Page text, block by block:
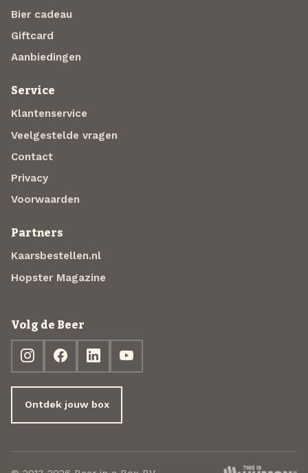
Bier cadeau
Giftcard
Aanbiedingen
Service
Klantenservice
Veelgestelde vragen
Contact
Privacy
Voorwaarden
Partners
Kaarsbestellen.nl
Hopster Magazine
Volg de Beer
Ontdek jouw box